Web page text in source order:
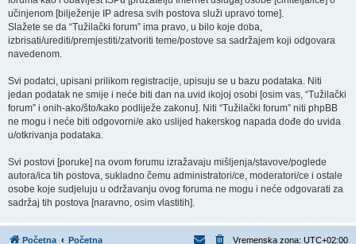
učinjenom [bilježenje IP adresa svih postova služi upravo tome].
Slažete se da “Tužilački forum” ima pravo, u bilo koje doba,
izbrisati/urediti/premjestiti/zatvoriti teme/postove sa sadržajem koji odgovara
navedenom.
Svi podatci, upisani prilikom registracije, upisuju se u bazu podataka. Niti
jedan podatak ne smije i neće biti dan na uvid ikojoj osobi [osim vas, “Tužilački
forum” i onih-ako/što/kako podliježe zakonu]. Niti “Tužilački forum” niti phpBB
ne mogu i neće biti odgovorni/e ako uslijed hakerskog napada dođe do uvida
u/otkrivanja podataka.
Svi postovi [poruke] na ovom forumu izražavaju mišljenja/stavove/poglede
autora/ica tih postova, sukladno čemu administratori/ce, moderatori/ce i ostale
osobe koje sudjeluju u održavanju ovog foruma ne mogu i neće odgovarati za
sadržaj tih postova [naravno, osim vlastitih].
Početna Početna Vremenska zona: UTC+02:00